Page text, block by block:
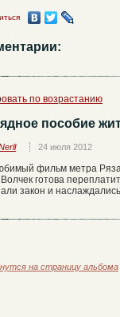
по возрастанию
пособие
24 июля 2012
фильм метра
готова
закон и наслаждались
на страницу альбома